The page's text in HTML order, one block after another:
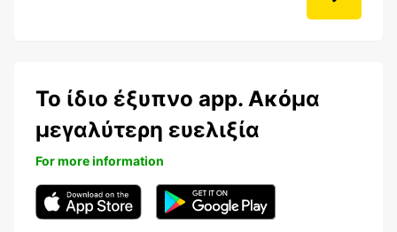
Το ίδιο έξυπνο app. Ακόμα
μεγαλύτερη ευελιξία
For more information